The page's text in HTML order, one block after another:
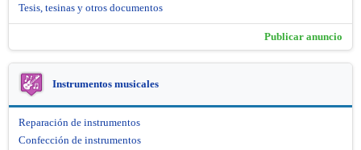
Tesis, tesinas y otros documentos
Publicar anuncio
Instrumentos musicales
Reparación de instrumentos
Confección de instrumentos